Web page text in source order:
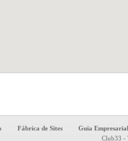
Fábrica de Sites
Guia
Club33 -